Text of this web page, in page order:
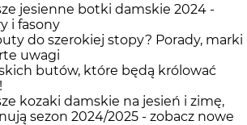
jesienne botki damskie 2024 -
i fasony
do szerokiej stopy? Porady, marki
uwagi
butów, które będą królować
kozaki damskie na jesień i zimę,
sezon 2024/2025 - zobacz nowe